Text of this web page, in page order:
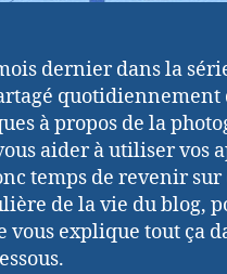
dernier dans la
quotidiennement
à propos de la
aider à utiliser vos
temps de revenir sur
de la vie du blog,
vous explique tout ça